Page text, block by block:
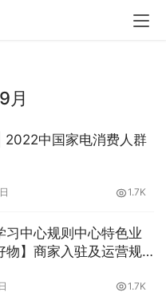
月
2022中国家电消费人群
1.7K
习中心规则中心特色业
物】商家入驻及运营规
晓多告诉你
1.7K